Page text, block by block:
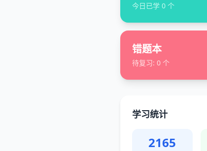
今日已学 0 个
错题本
待复习: 0 个
学习统计
2165